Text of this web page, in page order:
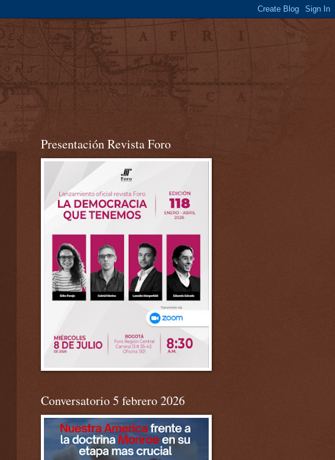
Presentación Revista Foro
Conversatorio 5 febrero 2026